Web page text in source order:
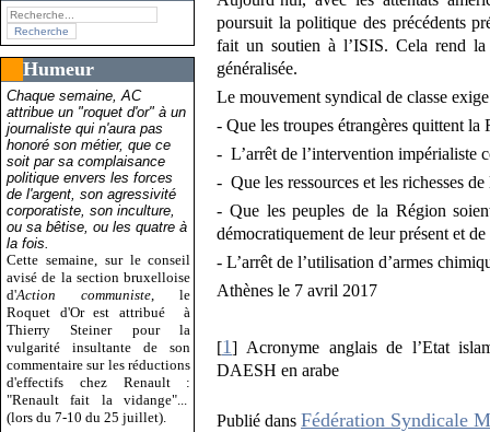
Humeur
Chaque semaine, AC
attribue un "roquet d'or" à un
journaliste qui n'aura pas
honoré son métier, que ce
soit par sa complaisance
politique envers les forces
de l'argent, son agressivité
corporatiste, son inculture,
ou sa bêtise, ou les quatre à
la fois.
Cette semaine, sur le conseil
avisé de la section bruxelloise
d'Action communiste , le
Roquet d'Or est attribué
à
Thierry Steiner pour la
vulgarité insultante de son
commentaire sur les réductions
d'effectifs chez Renault :
"Renault fait la vidange"...
(lors du 7-10 du 25 juillet).
poursuit la politique des précédents
fait un soutien à l’ISIS. Cela rend la
généralisée.
Le mouvement syndical de classe
- Que les troupes étrangères quittent la
- L’arrêt de l’intervention impérialiste
- Que les ressources et les richesses
- Que les peuples de la Région
démocratiquement de leur présent et
- L’arrêt de l’utilisation d’armes
Athènes le 7 avril 2017
[1] Acronyme anglais de l’Etat
DAESH en arabe
Publié dansFédération Syndicale